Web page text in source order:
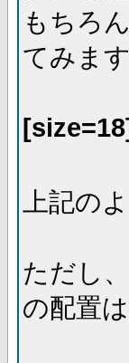
もちろ
てみます
上記の
ただし
の配置